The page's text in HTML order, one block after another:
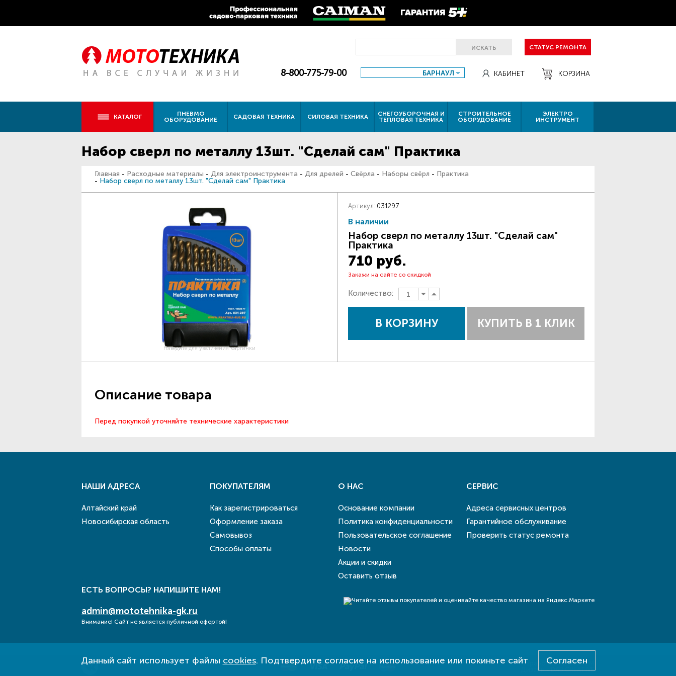
ИСКАТЬ СТАТУС РЕМОНТА
8-800-775-79-00 БАРНАУЛ КАБИНЕТ КОРЗИНА
КАТАЛОГ
ПНЕВМО
ОБОРУДОВАНИЕ
САДОВАЯ ТЕХНИКА СИЛОВАЯ ТЕХНИКА
СНЕГОУБОРОЧНАЯ И
ТЕПЛОВАЯ ТЕХНИКА
СТРОИТЕЛЬНОЕ
ОБОРУДОВАНИЕ
ЭЛЕКТРО
ИНСТРУМЕНТ
Набор сверл по металлу 13шт. "Сделай сам" Практика
Главная - Расходные материалы - Для электроинструмента - Для дрелей - Свёрла - Наборы свёрл - Практика
- Набор сверл по металлу 13шт. "Сделай сам" Практика
Наведите для увеличения картинки
Артикул: 031297
В наличии
Набор сверл по металлу 13шт. "Сделай сам"
Практика
710 руб.
Закажи на сайте со скидкой
Количество:
В КОРЗИНУ КУПИТЬ В 1 КЛИК
Описание товара
Перед покупкой уточняйте технические характеристики
Данный сайт использует файлы cookies. Подтвердите согласие на использование или покиньте сайт Согласен
НАШИ АДРЕСА
Алтайский край
Новосибирская область
ПОКУПАТЕЛЯМ
Как зарегистрироваться
Оформление заказа
Самовывоз
Способы оплаты
О НАС
Основание компании
Политика конфиденциальности
Пользовательское соглашение
Новости
Акции и скидки
Оставить отзыв
СЕРВИС
Адреса сервисных центров
Гарантийное обслуживание
Проверить статус ремонта
ЕСТЬ ВОПРОСЫ? НАПИШИТЕ НАМ!
admin@mototehnika-gk.ru
Внимание! Сайт не является публичной офертой!
Разработка - E-SYSTEM
Дизайн - DAB.CREATIVE